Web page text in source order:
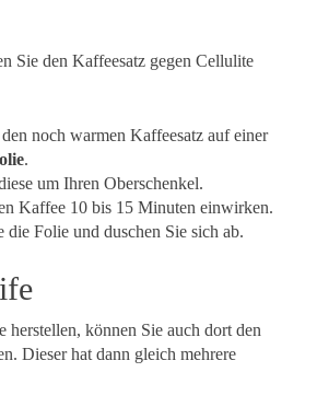
Sie den Kaffeesatz gegen Cellulite
noch warmen Kaffeesatz auf einer
.
um Ihren Oberschenkel.
Kaffee 10 bis 15 Minuten einwirken.
die Folie und duschen Sie sich ab.
herstellen, können Sie auch dort den
Dieser hat dann gleich mehrere